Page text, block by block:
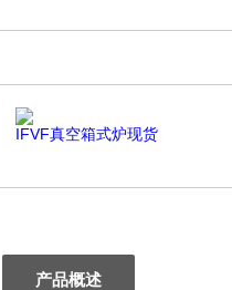
IFVF真空箱式炉现货
产品概述